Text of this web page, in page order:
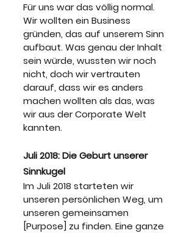
Für uns war das völlig normal.
Wir wollten ein Business
gründen, das auf unserem Sinn
aufbaut. Was genau der Inhalt
sein würde, wussten wir noch
nicht, doch wir vertrauten
darauf, dass wir es anders
machen wollten als das, was
wir aus der Corporate Welt
kannten.
Juli 2018: Die Geburt unserer
Sinnkugel
Im Juli 2018 starteten wir
unseren persönlichen Weg, um
unseren gemeinsamen
[Purpose] zu finden. Eine ganze